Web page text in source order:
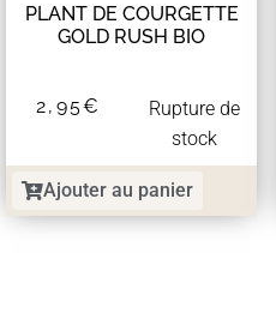
PLANT DE COURGETTE
GOLD RUSH BIO
2,95€
Rupture de
stock
Ajouter au panier